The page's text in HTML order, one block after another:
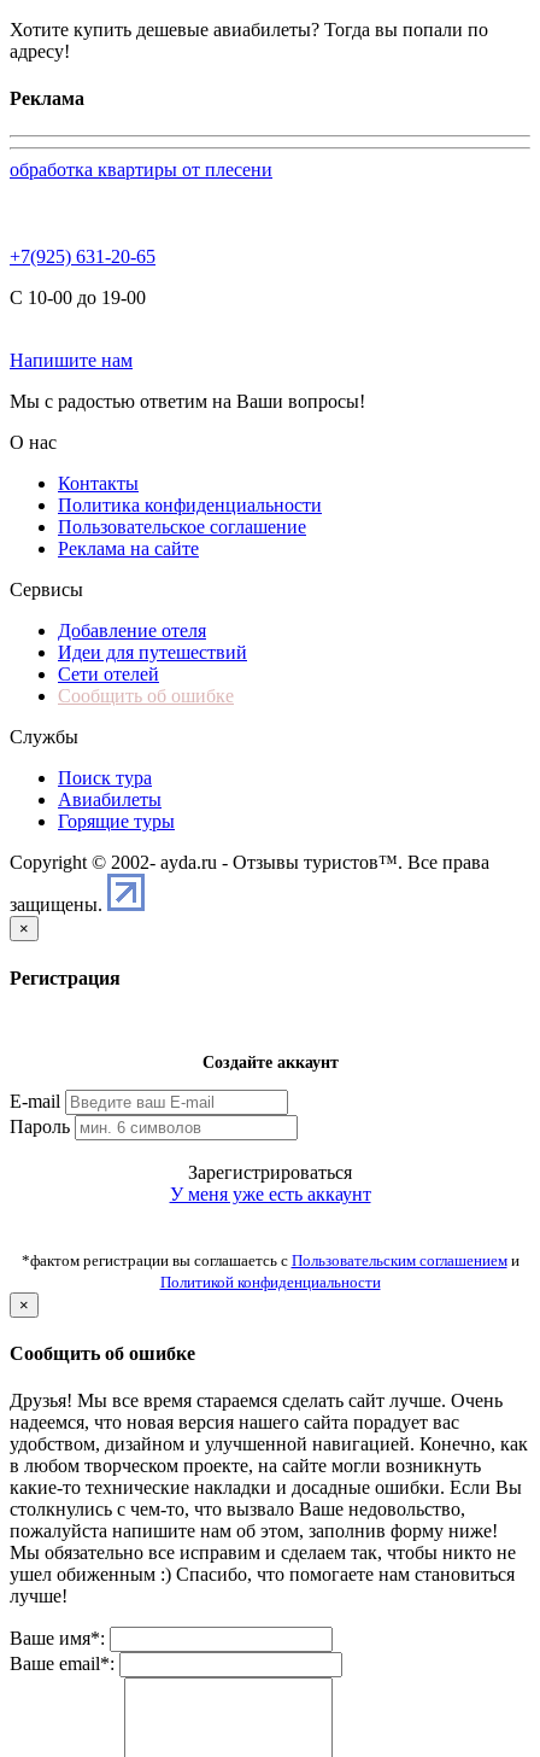
Хотите купить дешевые авиабилеты? Тогда вы попали по
адресу!
Реклама
обработка квартиры от плесени
+7(925) 631-20-65
С 10-00 до 19-00
Напишите нам
Мы с радостью ответим на Ваши вопросы!
О нас
Контакты
Политика конфиденциальности
Пользовательское соглашение
Реклама на сайте
Сервисы
Добавление отеля
Идеи для путешествий
Сети отелей
Сообщить об ошибке
Службы
Поиск тура
Авиабилеты
Горящие туры
Copyright © 2002- ayda.ru - Отзывы туристов™. Все права
защищены.
×
Регистрация
Создайте аккаунт
E-mail
Пароль
Зарегистрироваться
У меня уже есть аккаунт
*фактом регистрации вы соглашаетсь с Пользовательским соглашениеми
Политикой конфиденциальности
×
Сообщить об ошибке
Друзья! Мы все время стараемся сделать сайт лучше. Очень
надеемся, что новая версия нашего сайта порадует вас
удобством, дизайном и улучшенной навигацией. Конечно, как
в любом творческом проекте, на сайте могли возникнуть
какие-то технические накладки и досадные ошибки. Если Вы
столкнулись с чем-то, что вызвало Ваше недовольство,
пожалуйста напишите нам об этом, заполнив форму ниже!
Мы обязательно все исправим и сделаем так, чтобы никто не
ушел обиженным :) Спасибо, что помогаете нам становиться
лучше!
Ваше имя*:
Ваше email*: